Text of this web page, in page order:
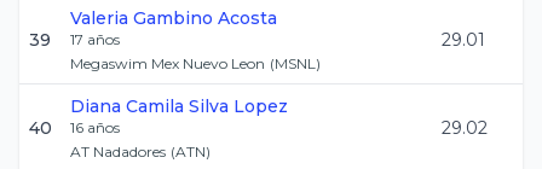
39
Valeria Gambino Acosta
17 años
Megaswim Mex Nuevo Leon (MSNL)
29.01
40
Diana Camila Silva Lopez
16 años
AT Nadadores (ATN)
29.02